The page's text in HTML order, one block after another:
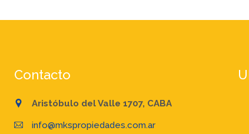
Contacto
Aristóbulo del Valle 1707, CABA
info@mkspropiedades.com.ar